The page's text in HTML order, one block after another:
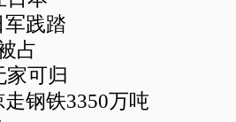
践踏
占
家可归
钢铁3350万吨